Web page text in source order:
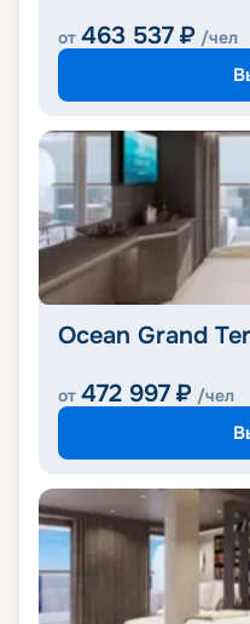
от 463 537 ₽ /чел
Ocean Grand
от 472 997 ₽ /чел